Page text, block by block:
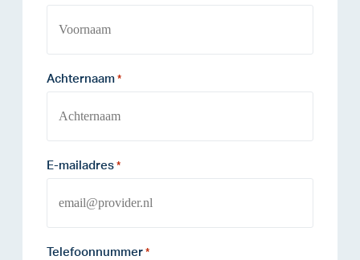
Achternaam *
E-mailadres *
Telefoonnummer *